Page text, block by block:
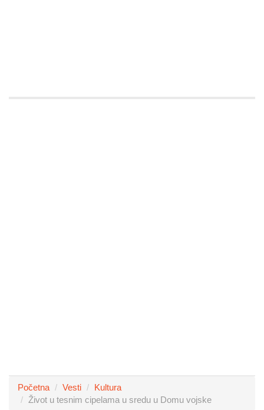
Početna Vesti
Kultura
Život u tesnim cipelama u sredu u Domu vojske